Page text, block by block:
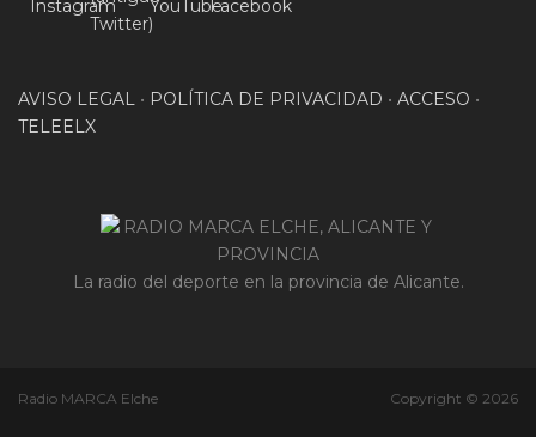
AVISO LEGAL • POLÍTICA DE PRIVACIDAD • ACCESO •
TELEELX
La radio del deporte en la provincia de Alicante.
Radio MARCA Elche Copyright © 2026